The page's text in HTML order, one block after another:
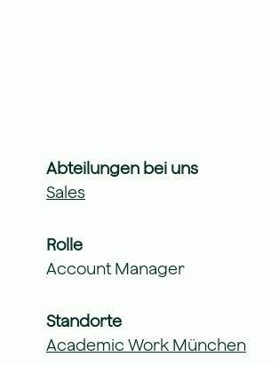
Abteilungen bei uns
Sales
Rolle
Account Manager
Standorte
Academic Work München